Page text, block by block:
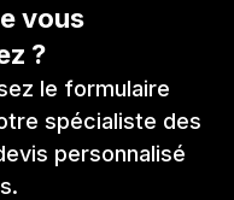
vous
?
le formulaire
spécialiste des
personnalisé